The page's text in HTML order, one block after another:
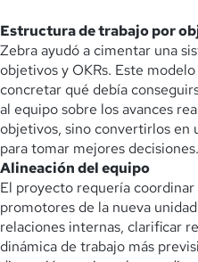
Estructura de trabajo por
Zebra ayudó a cimentar una
objetivos y OKRs. Este
concretar qué debía
al equipo sobre los avances
objetivos, sino convertirlos en
para tomar mejores decisiones.
Alineación del equipo
El proyecto requería
promotores de la nueva
relaciones internas, clarificar
dinámica de trabajo más